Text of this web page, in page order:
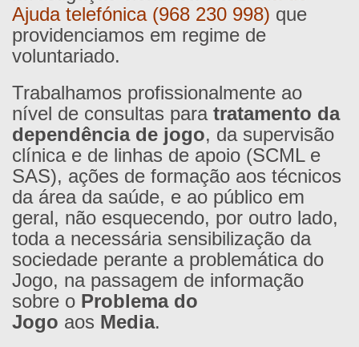
Ajuda telefónica (968 230 998) que
providenciamos em regime de
voluntariado.
Trabalhamos profissionalmente ao
nível de consultas para tratamento da
dependência de jogo, da supervisão
clínica e de linhas de apoio (SCML e
SAS), ações de formação aos técnicos
da área da saúde, e ao público em
geral, não esquecendo, por outro lado,
toda a necessária sensibilização da
sociedade perante a problemática do
Jogo, na passagem de informação
sobre o Problema do
Jogo aos Media.